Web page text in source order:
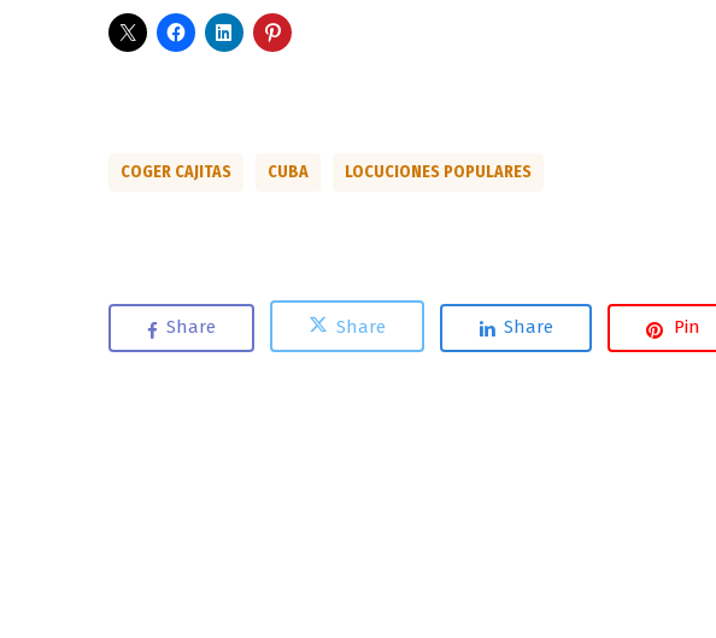
COGER CAJITAS CUBA LOCUCIONES POPULARES
Share Share Share Pin